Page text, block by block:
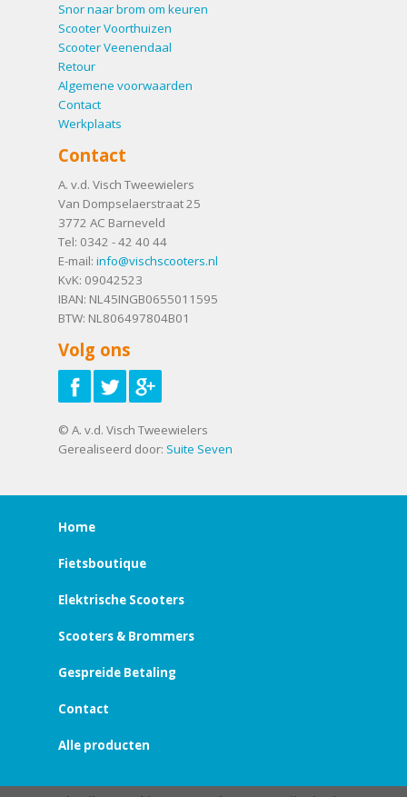
Snor naar brom om keuren
Scooter Voorthuizen
Scooter Veenendaal
Retour
Algemene voorwaarden
Contact
Werkplaats
Contact
A. v.d. Visch Tweewielers
Van Dompselaerstraat 25
3772 AC Barneveld
Tel: 0342 - 42 40 44
E-mail: info@vischscooters.nl
KvK: 09042523
IBAN: NL45INGB0655011595
BTW: NL806497804B01
Volg ons
© A. v.d. Visch Tweewielers
Gerealiseerd door: Suite Seven
Home
Fietsboutique
Elektrische Scooters
Scooters & Brommers
Gespreide Betaling
Contact
Alle producten